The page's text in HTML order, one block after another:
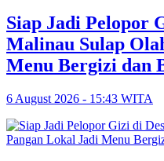
Siap Jadi Pelopor
Malinau Sulap
Menu Bergizi dan
6 August 2026 - 15:43 WITA